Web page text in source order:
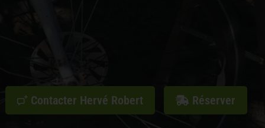
Contacter Hervé Robert Réserver